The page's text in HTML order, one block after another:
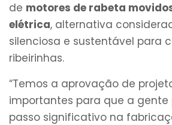
de motores de rabeta
elétrica, alternativa
silenciosa e sustentável para
ribeirinhas.
“Temos a aprovação de
importantes para que a gente
passo significativo na